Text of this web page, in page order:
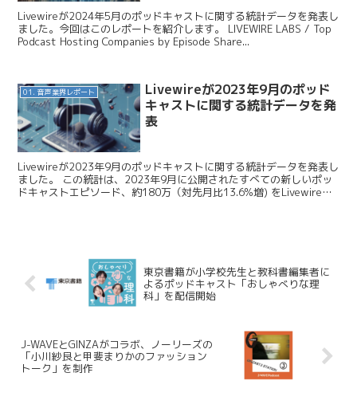
Livewireが2024年5月のポッドキャストに関する統計データを発表し
ました。今回はこのレポートを紹介します。 LIVEWIRE LABS / Top
Podcast Hosting Companies by Episode Share...
01. 音声業界レポート
Livewireが2023年9月のポッド
キャストに関する統計データを発
表
Livewireが2023年9月のポッドキャストに関する統計データを発表し
ました。 この統計は、2023年9月に公開されたすべての新しいポッ
ドキャストエピソード、約180万（対先月比13.6%増) をLivewireが
東京書籍が小学校先生と教科書編集者に
よるポッドキャスト「おしゃべりな理
科」を配信開始
J-WAVEとGINZAがコラボ、ノーリーズの
「小川紗良と甲斐まりかのファッション
トーク」を制作